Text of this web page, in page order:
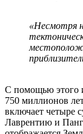
«Несмотря
С помощью этого
750 миллионов
включает четыре
Лаврентию и